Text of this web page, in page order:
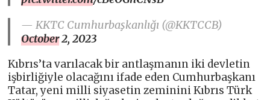
— KKTC Cumhurbaşkanlığı (@KKTCCB)
October 2, 2023
Kıbrıs’ta varılacak bir antlaşmanın iki devletin
işbirliğiyle olacağını ifade eden Cumhurbaşkanı
Tatar, yeni milli siyasetin zeminini Kıbrıs Türk